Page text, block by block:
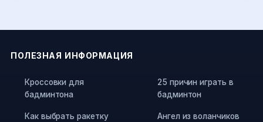
ПОЛЕЗНАЯ ИНФОРМАЦИЯ
Кроссовки для
бадминтона
Как выбрать ракетку
25 причин играть в
бадминтон
Ангел из воланчиков